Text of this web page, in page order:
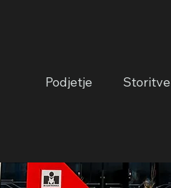
Podjetje Storitve